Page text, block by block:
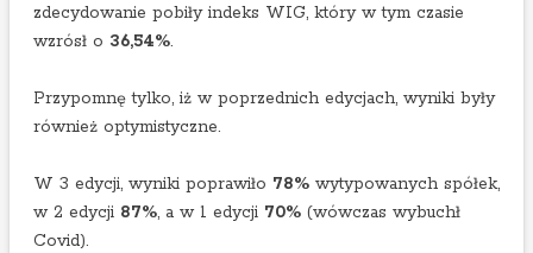
zdecydowanie pobiły indeks WIG, który w tym czasie
wzrósł o 36,54%.
Przypomnę tylko, iż w poprzednich edycjach, wyniki były
również optymistyczne.
W 3 edycji, wyniki poprawiło 78%wytypowanych spółek,
w 2 edycji 87%, a w 1 edycji 70%(wówczas wybuchł
Covid).